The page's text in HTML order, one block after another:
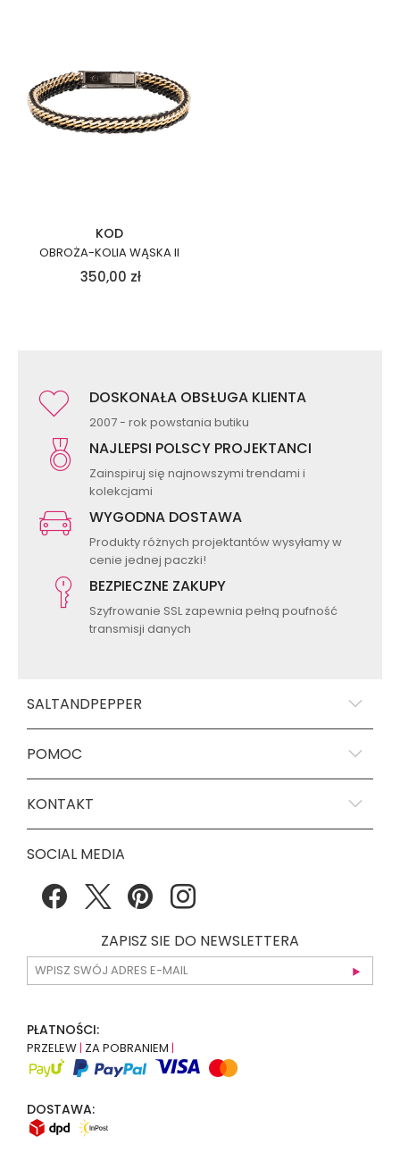
KOD
OBROŻA-KOLIA WĄSKA II
350,00 zł
DOSKONAŁA OBSŁUGA KLIENTA
2007 - rok powstania butiku
NAJLEPSI POLSCY PROJEKTANCI
Zainspiruj się najnowszymi trendami i
kolekcjami
WYGODNA DOSTAWA
Produkty różnych projektantów wysyłamy w
cenie jednej paczki!
BEZPIECZNE ZAKUPY
Szyfrowanie SSL zapewnia pełną poufność
transmisji danych
SALTANDPEPPER
POMOC
KONTAKT
SOCIAL MEDIA
ZAPISZ SIE DO NEWSLETTERA
PŁATNOŚCI:
PRZELEW| ZA POBRANIEM |
DOSTAWA: